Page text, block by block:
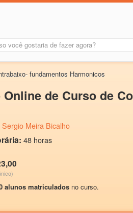
fundamentos Harmonicos
Online de Curso de
Sergio Meira Bicalho
48 horas
alunos matriculados no curso.